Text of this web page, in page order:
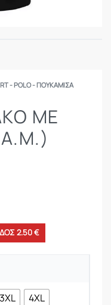
- POLO - ΠΟΥΚΆΜΙΣΑ
ΜΕ
2.50 €
3XL 4XL